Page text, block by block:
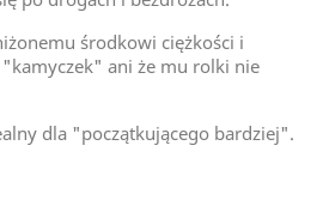
środkowi ciężkości i
ani że mu rolki nie
dla "początkującego bardziej".